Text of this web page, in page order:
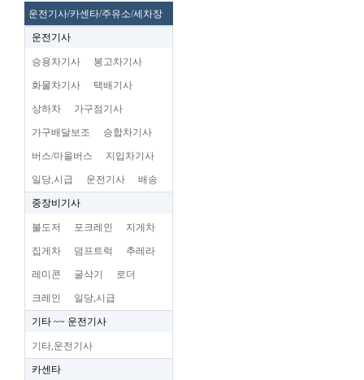
운전기사/카센타/주유소/세차장
운전기사
승용차기사 봉고차기사
화물차기사 택배기사
상하차 가구점기사
가구배달보조 승합차기사
버스/마을버스 지입차기사
일당,시급 운전기사 배송
중장비기사
불도저 포크레인 지게차
집게차 덤프트럭 추레라
레미콘 굴삭기 로더
크레인 일당,시급
기타 ~~ 운전기사
기타,운전기사
카센타